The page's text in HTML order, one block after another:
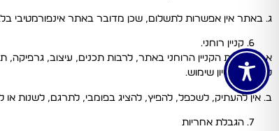
ג. באתר אין אפשרות לתשלום, שכן מדובר באתר אינפורמטיבי
קניין רוחני.
א. כל זכויות הקניין הרוחני באתר, לרבות תכנים, עיצוב,
לחברה רישיון שימוש.
ב. אין להעתיק, לשכפל, להפיץ, להציג בפומבי, לתרגם, לשנות
הגבלת אחריות